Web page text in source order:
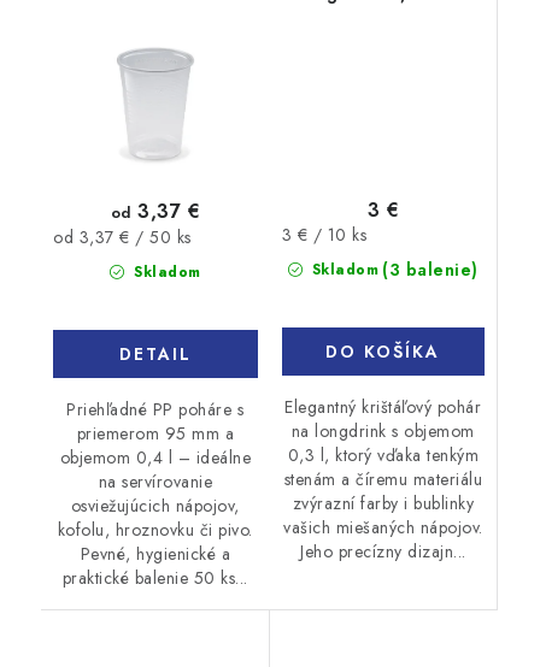
Skladom
od 3,37 €
Jednotková
od 3,37 € / 50 ks
DETAIL
Priehľadné PP poháre s
priemerom 95 mm a
objemom 0,4 l – ideálne
na servírovanie
osviežujúcich nápojov,
kofolu, hroznovku či pivo.
Pevné, hygienické a
praktické balenie 50 ks...
Skladom (3 balenie)
3 €
Jednotková
cena:
3 € / 10 ks
DO KOŠÍKA
Elegantný krištáľový pohár
na longdrink s objemom
0,3 l, ktorý vďaka tenkým
stenám a číremu materiálu
zvýrazní farby i bublinky
vašich miešaných nápojov.
Jeho precízny dizajn...